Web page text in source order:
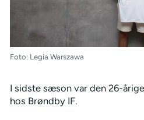
Foto: Legia Warszawa
I sidste sæson var den 26-
hos Brøndby IF.